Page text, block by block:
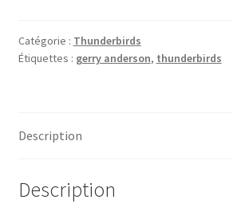
2
Bandai
Catégorie : Thunderbirds
Étiquettes : gerry anderson, thunderbirds
Description
Description